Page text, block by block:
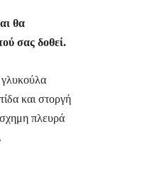
θα
σας δοθεί.
και στοργή
πλευρά